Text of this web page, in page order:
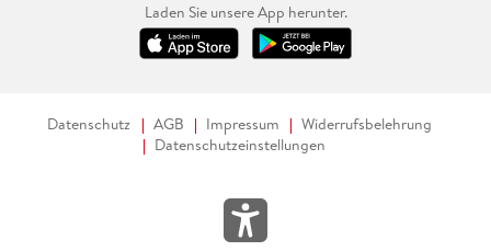
Laden Sie unsere App herunter.
Datenschutz AGB Impressum
Widerrufsbelehrung
Datenschutzeinstellungen